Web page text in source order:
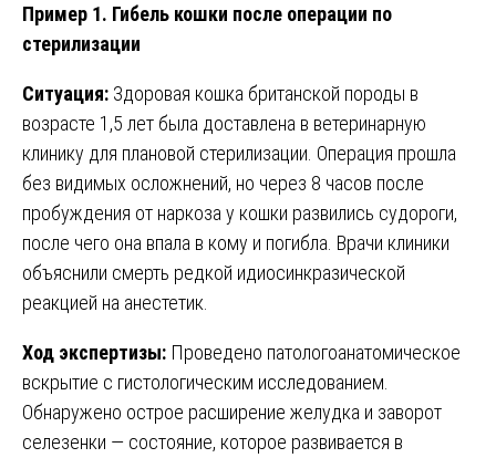
Пример 1. Гибель кошки после операции по
стерилизации
Ситуация: Здоровая кошка британской породы в
возрасте 1,5 лет была доставлена в ветеринарную
клинику для плановой стерилизации. Операция прошла
без видимых осложнений, но через 8 часов после
пробуждения от наркоза у кошки развились судороги,
после чего она впала в кому и погибла. Врачи клиники
объяснили смерть редкой идиосинкразической
реакцией на анестетик.
Ход экспертизы: Проведено патологоанатомическое
вскрытие с гистологическим исследованием.
Обнаружено острое расширение желудка и заворот
селезенки — состояние, которое развивается в